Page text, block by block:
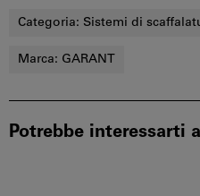
Categoria: Sistemi di
Marca: GARANT
Potrebbe interessarti